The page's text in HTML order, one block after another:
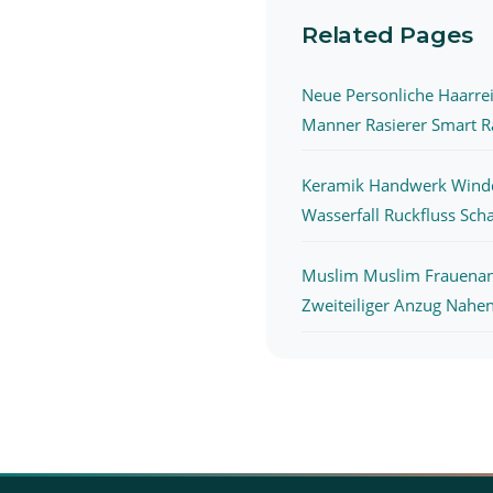
Related Pages
Neue Personliche
Manner Rasierer Smart
Keramik Handwerk
Wasserfall Ruckfluss
Muslim Muslim
Zweiteiliger Anzug